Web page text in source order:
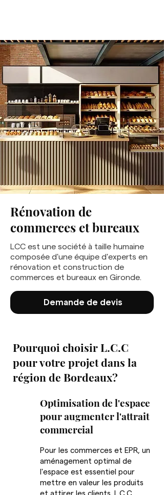
Rénovation de
commerces et bureaux
LCC est une société à taille humaine
composée d'une équipe d'experts en
rénovation et construction de
commerces et bureaux en Gironde.
Demande de devis
Pourquoi choisir L.C.C
pour votre projet dans la
région de Bordeaux?
Optimisation de l'espace
pour augmenter l'attrait
commercial
Pour les commerces et EPR, un
aménagement optimal de
l'espace est essentiel pour
mettre en valeur les produits